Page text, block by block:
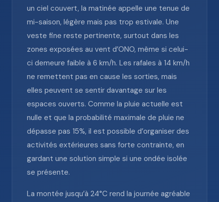
un ciel couvert, la matinée appelle une tenue de
mi-saison, légère mais pas trop estivale. Une
veste fine reste pertinente, surtout dans les
zones exposées au vent d’ONO, même si celui-
ci demeure faible à 6 km/h. Les rafales à 14 km/h
ne remettent pas en cause les sorties, mais
elles peuvent se sentir davantage sur les
espaces ouverts. Comme la pluie actuelle est
nulle et que la probabilité maximale de pluie ne
dépasse pas 15%, il est possible d’organiser des
activités extérieures sans forte contrainte, en
gardant une solution simple si une ondée isolée
se présente.
La montée jusqu’à 24°C rend la journée agréable